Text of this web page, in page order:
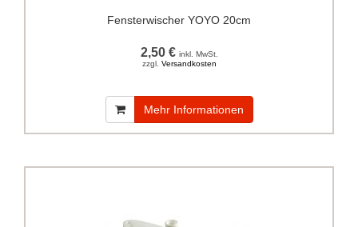
Fensterwischer YOYO 20cm
2,50 € inkl. MwSt.
zzgl. Versandkosten
Mehr Informationen